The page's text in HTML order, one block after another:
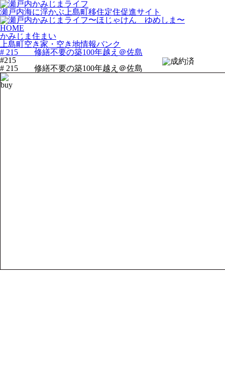
瀬戸内海に浮かぶ上島町移住定住促進サイト
HOME
かみじま住まい
上島町空き家・空き地情報バンク
# 215 修繕不要の築100年越え＠佐島
#215
# 215 修繕不要の築100年越え＠佐島